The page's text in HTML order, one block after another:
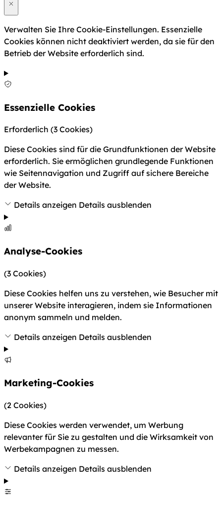
Verwalten Sie Ihre Cookie-Einstellungen. Essenzielle
Cookies können nicht deaktiviert werden, da sie für den
Betrieb der Website erforderlich sind.
Essenzielle Cookies
Erforderlich (3 Cookies)
Diese Cookies sind für die Grundfunktionen der Website
erforderlich. Sie ermöglichen grundlegende Funktionen
wie Seitennavigation und Zugriff auf sichere Bereiche
der Website.
Details anzeigen Details ausblenden
Analyse-Cookies
(3 Cookies)
Diese Cookies helfen uns zu verstehen, wie Besucher mit
unserer Website interagieren, indem sie Informationen
anonym sammeln und melden.
Details anzeigen Details ausblenden
Marketing-Cookies
(2 Cookies)
Diese Cookies werden verwendet, um Werbung
relevanter für Sie zu gestalten und die Wirksamkeit von
Werbekampagnen zu messen.
Details anzeigen Details ausblenden